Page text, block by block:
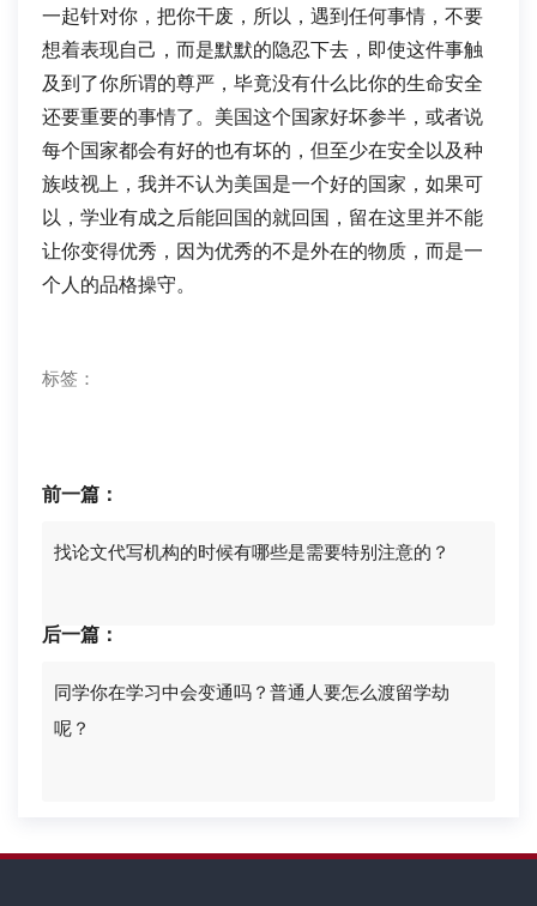
一起针对你，把你干废，所以，遇到任何事情，不要
想着表现自己，而是默默的隐忍下去，即使这件事触
及到了你所谓的尊严，毕竟没有什么比你的生命安全
还要重要的事情了。美国这个国家好坏参半，或者说
每个国家都会有好的也有坏的，但至少在安全以及种
族歧视上，我并不认为美国是一个好的国家，如果可
以，学业有成之后能回国的就回国，留在这里并不能
让你变得优秀，因为优秀的不是外在的物质，而是一
个人的品格操守。
标签：
前一篇：
找论文代写机构的时候有哪些是需要特别注意的？
后一篇：
同学你在学习中会变通吗？普通人要怎么渡留学劫
呢？